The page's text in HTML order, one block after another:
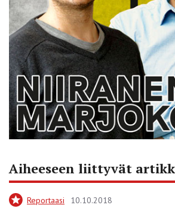
Aiheeseen liittyvät
Reportaasi 10.10.2018